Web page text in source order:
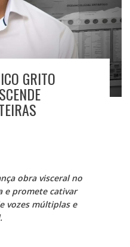
GRITO
obra visceral no
e promete cativar
vozes múltiplas e